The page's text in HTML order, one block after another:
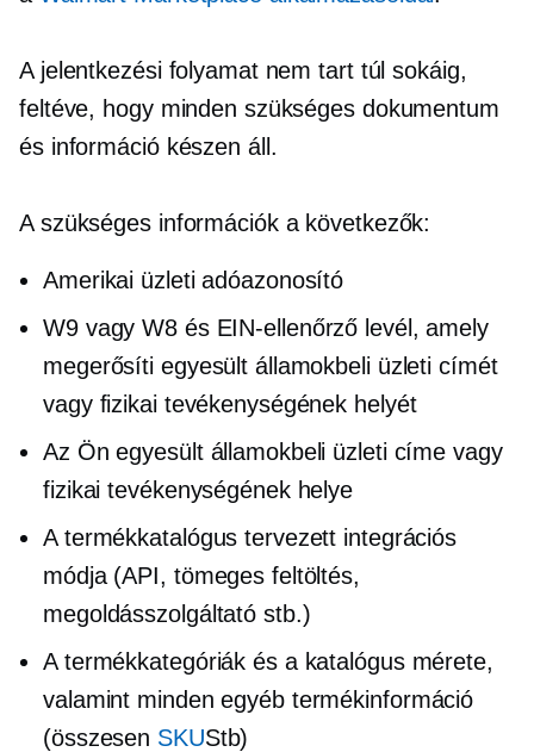
A jelentkezési folyamat nem tart túl sokáig,
feltéve, hogy minden szükséges dokumentum
és információ készen áll.
A szükséges információk a következők:
Amerikai üzleti adóazonosító
W9 vagy W8 és EIN-ellenőrző levél, amely
megerősíti egyesült államokbeli üzleti címét
vagy fizikai tevékenységének helyét
Az Ön egyesült államokbeli üzleti címe vagy
fizikai tevékenységének helye
A termékkatalógus tervezett integrációs
módja (API, tömeges feltöltés,
megoldásszolgáltató stb.)
A termékkategóriák és a katalógus mérete,
valamint minden egyéb termékinformáció
(összesen SKUStb)